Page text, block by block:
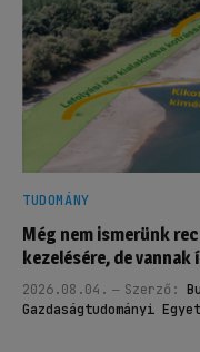
TUDOMÁNY
Még nem ismerünk
kezelésére, de
2026.08.04. Szerző:
Gazdaságtudományi